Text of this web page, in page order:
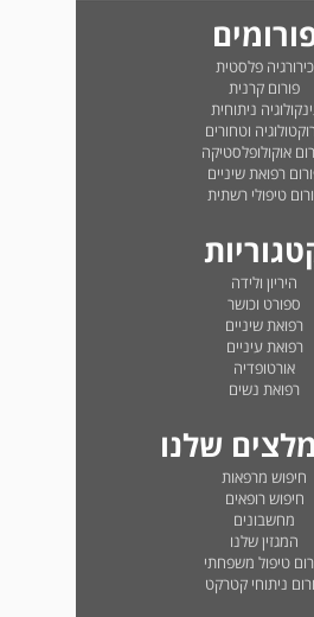
כירורגיה פלסטית
פורום קרנית
ניתוחית
וטחורים
אוקולופלסטיקה
רפואת שיניים
טיפולי רשתית
היריון ולידה
ספורט וכושר
רפואת שיניים
רפואת עיניים
אורטופדיה
רפואת נשים
שלנו
חיפוש מרפאות
חיפוש רופאים
מחשבונים
המגזין שלנו
טיפול משפחתי
ניתוחי קטרקט